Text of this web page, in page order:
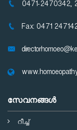
0471-2470342,
Fax: 0471
സേവനങ്ങള്‍
റീച്ച്